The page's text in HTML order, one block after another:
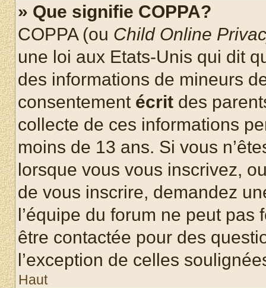
» Que signifie COPPA?
COPPA (ou Child Online
une loi aux Etats-Unis qui dit
des informations de mineurs
consentement écrit des
collecte de ces informations
moins de 13 ans. Si vous
lorsque vous vous inscrivez,
de vous inscrire, demandez
l’équipe du forum ne peut
être contactée pour des
l’exception de celles
Haut